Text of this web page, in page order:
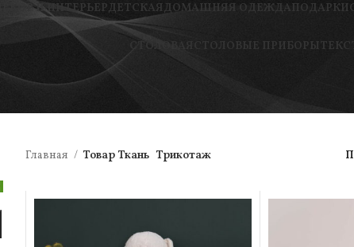
ДЕКОР И ИНТЕРЬЕРДЕТСКАЯДОМАШНЯЯ ОДЕЖДАПОДАРКИ
СТОЛОВАЯ СТОЛОВЫЕ ПРИБОРЫ
Главная Товар Ткань Трикотаж